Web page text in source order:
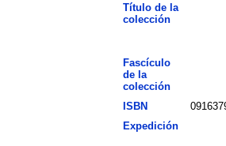
Título de la
colección
Fascículo
de la
colección
ISBN
Expedición